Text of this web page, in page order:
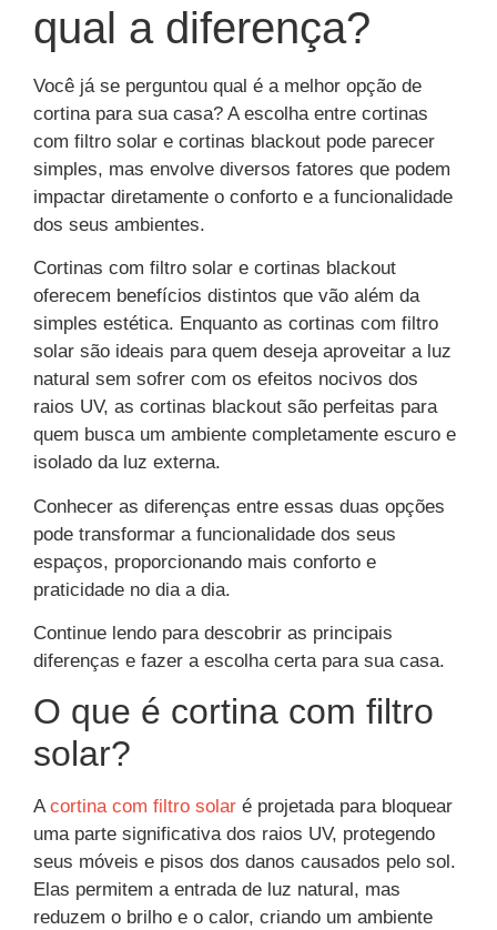
qual a diferença?
Você já se perguntou qual é a melhor opção de
cortina para sua casa? A escolha entre cortinas
com filtro solar e cortinas blackout pode parecer
simples, mas envolve diversos fatores que podem
impactar diretamente o conforto e a funcionalidade
dos seus ambientes.
Cortinas com filtro solar e cortinas blackout
oferecem benefícios distintos que vão além da
simples estética. Enquanto as cortinas com filtro
solar são ideais para quem deseja aproveitar a luz
natural sem sofrer com os efeitos nocivos dos
raios UV, as cortinas blackout são perfeitas para
quem busca um ambiente completamente escuro e
isolado da luz externa.
Conhecer as diferenças entre essas duas opções
pode transformar a funcionalidade dos seus
espaços, proporcionando mais conforto e
praticidade no dia a dia.
Continue lendo para descobrir as principais
diferenças e fazer a escolha certa para sua casa.
O que é cortina com filtro
solar?
Acortina com filtro solar é projetada para bloquear
uma parte significativa dos raios UV, protegendo
seus móveis e pisos dos danos causados pelo sol.
Elas permitem a entrada de luz natural, mas
reduzem o brilho e o calor, criando um ambiente